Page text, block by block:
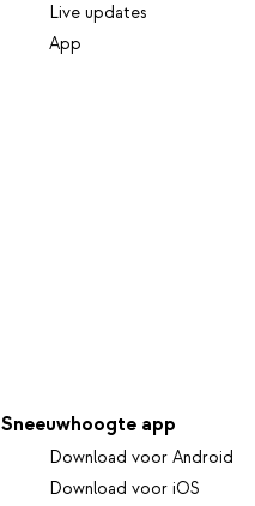
Live updates
App
Sneeuwhoogte app
Download voor Android
Download voor iOS